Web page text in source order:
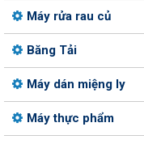
Máy rửa rau củ
Băng Tải
Máy dán miệng ly
Máy thực phẩm